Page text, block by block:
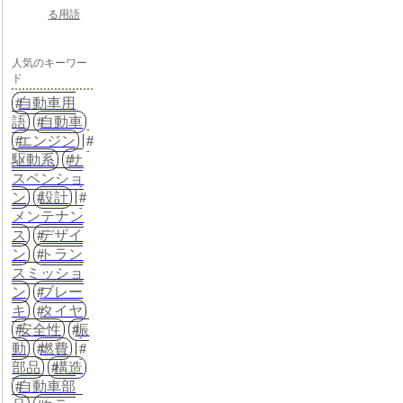
る用語
人気のキーワー
ド
自動車用
語
自動車
エンジン
駆動系
サ
スペンショ
ン
設計
メンテナン
ス
デザイ
ン
トラン
スミッショ
ン
ブレー
キ
タイヤ
安全性
振
動
燃費
部品
構造
自動車部